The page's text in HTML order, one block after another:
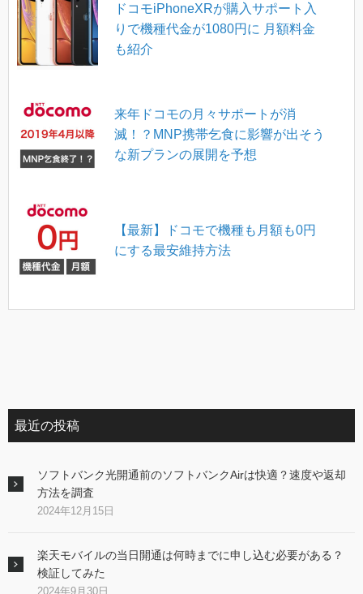
ドコモiPhoneXRが購入サポート入
りで機種代金が1080円に 月額料金
も紹介
来年ドコモの月々サポートが消
滅！？MNP携帯乞食に影響が出そう
な新プランの展開を予想
【最新】ドコモで機種も月額も0円
にする最安維持方法
最近の投稿
ソフトバンク光開通前のソフトバンクAirは快適？速度や返却
方法を調査
2024年12月15日
楽天モバイルの当日開通は何時までに申し込む必要がある？
検証してみた
2024年9月30日